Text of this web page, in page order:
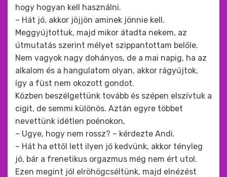
hogy hogyan kell használni.
– Hát jó, akkor jöjjön aminek jönnie kell.
Meggyújtottuk, majd mikor átadta nekem, az
útmutatás szerint mélyet szippantottam belőle.
Nem vagyok nagy dohányos, de a mai napig, ha az
alkalom és a hangulatom olyan, akkor rágyújtok,
így a füst nem okozott gondot.
Közben beszélgettünk tovább és szépen elszívtuk a
cigit, de semmi különös. Aztán egyre többet
nevettünk idétlen poénokon,
– Ugye, hogy nem rossz? – kérdezte Andi.
– Hát ha ettől lett ilyen jó kedvünk, akkor tényleg
jó, bár a frenetikus orgazmus még nem ért utol.
Ezen megint jól elröhögcséltünk, majd elnézést